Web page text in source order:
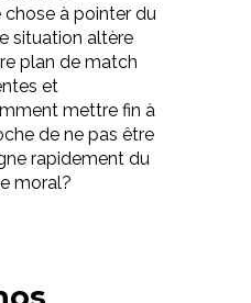
à pointer du
situation altère
plan de match
et
mettre fin à
de ne pas être
rapidement du
moral?